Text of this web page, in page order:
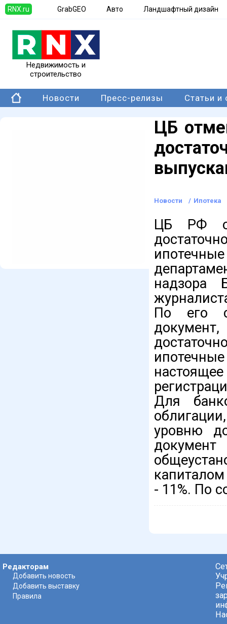
RNX.ru GrabGEO Авто Ландшафтный дизайн
Недвижимость и
строительство
Новости Пресс-релизы Статьи и
ЦБ
Новости / Ипотека
ЦБ РФ
надзора
По его
Для
уровню
- 11%. По
Редакторам
Добавить новость
Добавить выставку
Правила